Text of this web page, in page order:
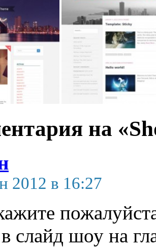
на
2012 в 16:27
в слайд шоу на